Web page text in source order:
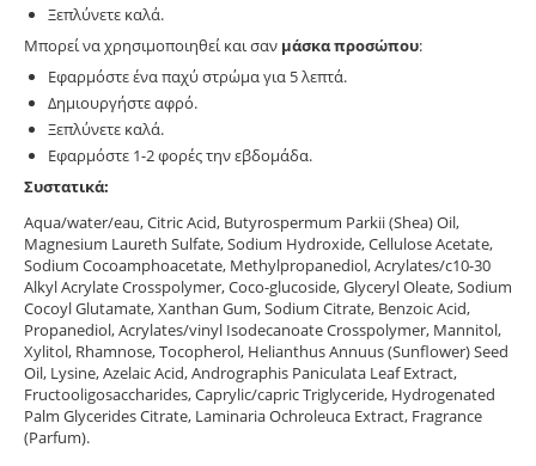
Ξεπλύνετε καλά.
Μπορεί να χρησιμοποιηθεί και σαν μάσκα προσώπου:
Εφαρμόστε ένα παχύ στρώμα για 5 λεπτά.
Δημιουργήστε αφρό.
Ξεπλύνετε καλά.
Εφαρμόστε 1-2 φορές την εβδομάδα.
Συστατικά:
Aqua/water/eau, Citric Acid, Butyrospermum Parkii (Shea) Oil,
Magnesium Laureth Sulfate, Sodium Hydroxide, Cellulose Acetate,
Sodium Cocoamphoacetate, Methylpropanediol, Acrylates/c10-30
Alkyl Acrylate Crosspolymer, Coco-glucoside, Glyceryl Oleate, Sodium
Cocoyl Glutamate, Xanthan Gum, Sodium Citrate, Benzoic Acid,
Propanediol, Acrylates/vinyl Isodecanoate Crosspolymer, Mannitol,
Xylitol, Rhamnose, Tocopherol, Helianthus Annuus (Sunflower) Seed
Oil, Lysine, Azelaic Acid, Andrographis Paniculata Leaf Extract,
Fructooligosaccharides, Caprylic/capric Triglyceride, Hydrogenated
Palm Glycerides Citrate, Laminaria Ochroleuca Extract, Fragrance
(Parfum).